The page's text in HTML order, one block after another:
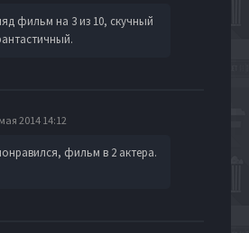
фильм на 3 из 10, скучный
2014 14:12
фильм в 2 актера.